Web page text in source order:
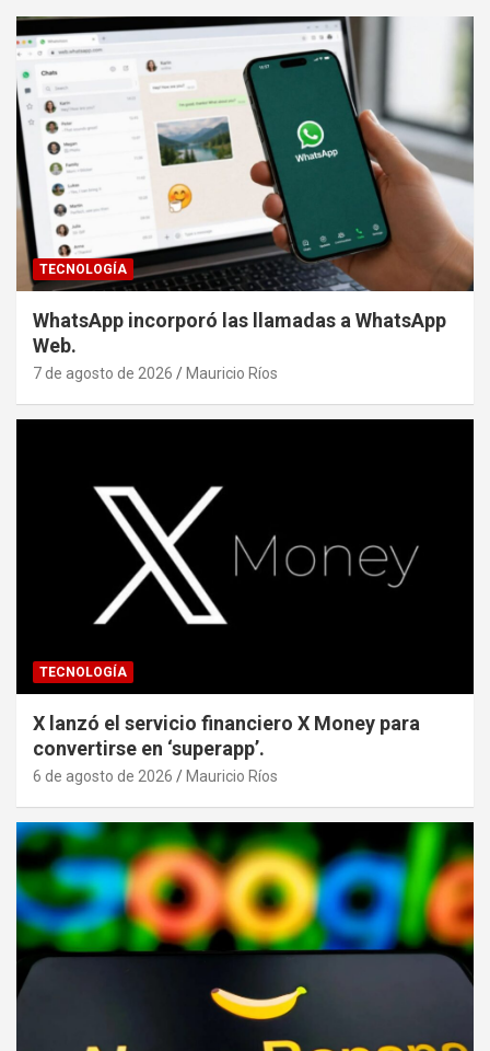
TECNOLOGÍA
WhatsApp incorporó las llamadas a WhatsApp
Web.
7 de agosto de 2026 Mauricio Ríos
TECNOLOGÍA
X lanzó el servicio financiero X Money para
convertirse en ‘superapp’.
6 de agosto de 2026 Mauricio Ríos